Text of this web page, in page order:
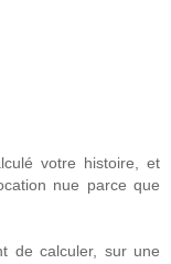
votre histoire, et
nue parce que
de calculer, sur une